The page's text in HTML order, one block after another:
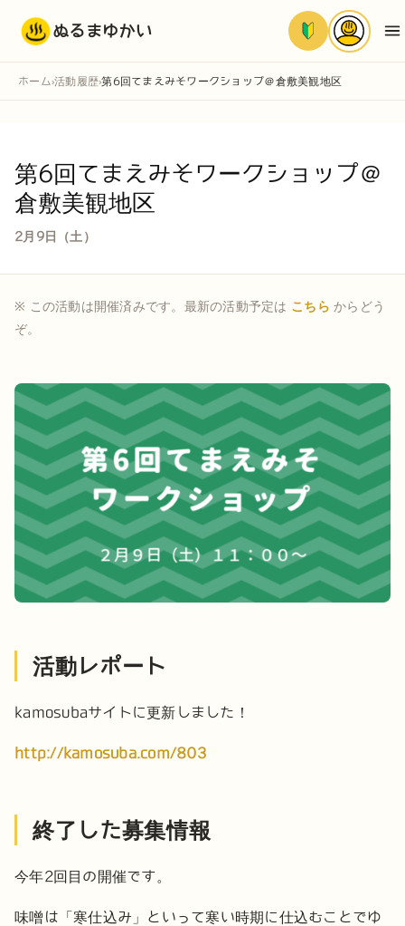
ぬるまゆかい
ホーム ›活動履歴›第6回てまえみそワークショップ＠倉敷美観地区
第6回てまえみそワークショップ＠
倉敷美観地区
2月9日（土）
※ この活動は開催済みです。最新の活動予定は こちら からどう
ぞ。
活動レポート
kamosubaサイトに更新しました！
http://kamosuba.com/803
終了した募集情報
今年2回目の開催です。
味噌は「寒仕込み」といって寒い時期に仕込むことでゆ